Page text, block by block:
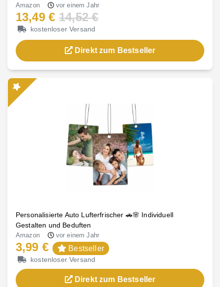
Amazon vor einem Jahr
13,49 € 14,52 €
kostenloser Versand
Direkt zum Bestseller
Personalisierte Auto Lufterfrischer 🚗🌸 Individuell
Gestalten und Beduften
Amazon vor einem Jahr
3,99 € Bestseller
kostenloser Versand
Direkt zum Bestseller